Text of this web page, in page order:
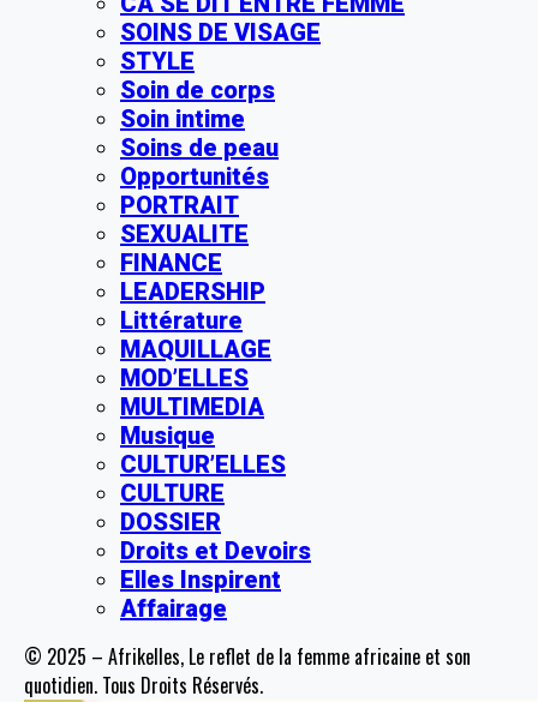
SOINS DE VISAGE
STYLE
Soin de corps
Soin intime
Soins de peau
Opportunités
PORTRAIT
SEXUALITE
FINANCE
LEADERSHIP
Littérature
MAQUILLAGE
MOD’ELLES
MULTIMEDIA
Musique
CULTUR’ELLES
CULTURE
DOSSIER
Droits et Devoirs
Elles Inspirent
Affairage
© 2025 – Afrikelles, Le reflet de la femme africaine et son
quotidien. Tous Droits Réservés.